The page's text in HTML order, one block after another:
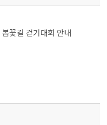
꽃길 걷기대회 안내